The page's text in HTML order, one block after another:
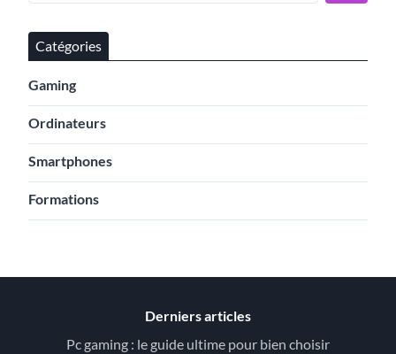
Catégories
Gaming
Ordinateurs
Smartphones
Formations
Derniers articles
Pc gaming : le guide ultime pour bien choisir